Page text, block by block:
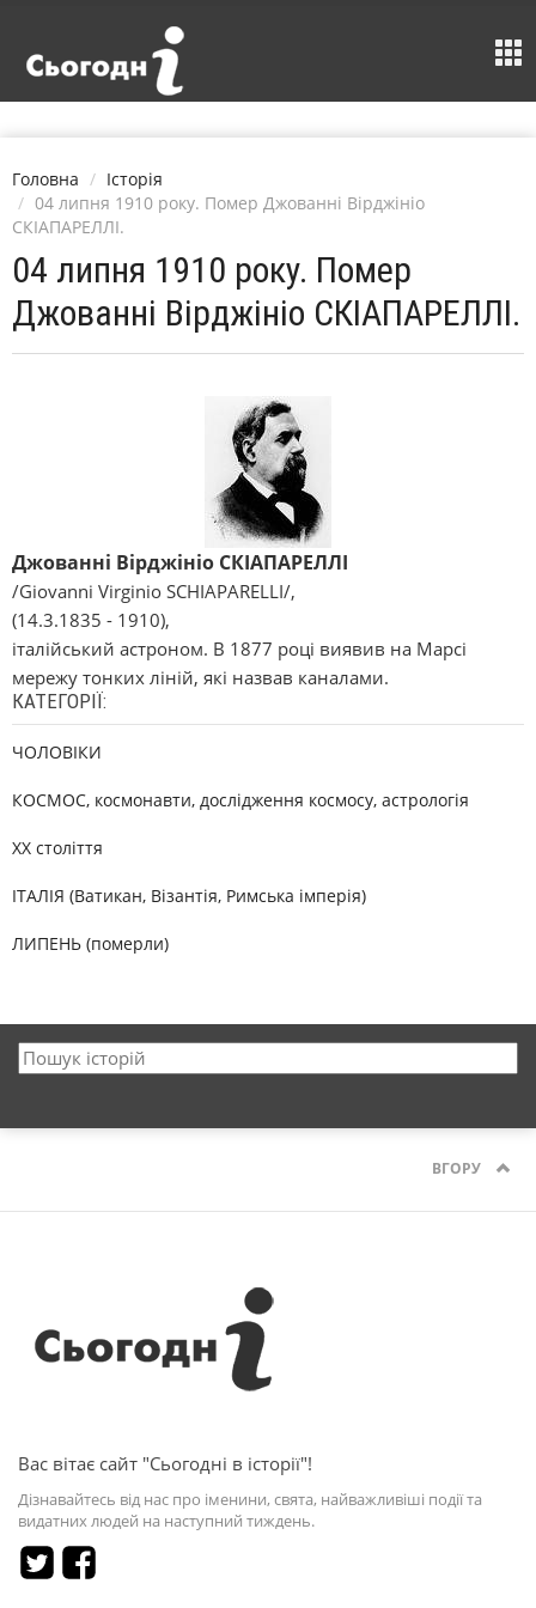
Головна
Історія
04 липня 1910 року. Помер Джованні Вірджініо
СКІАПАРЕЛЛІ.
04 липня 1910 року. Помер
Джованні Вірджініо СКІАПАРЕЛЛІ.
Джованні Вірджініо СКІАПАРЕЛЛІ
/Gіovannі Vіrgіnіo SCHІAPARELLІ/,
(14.3.1835 - 1910),
італійський астроном. В 1877 році виявив на Марсі
мережу тонких ліній, які назвав каналами.
КАТЕГОРІЇ:
ЧОЛОВІКИ
КОСМОС, космонавти, дослідження космосу, астрологія
XX століття
ІТАЛІЯ (Ватикан, Візантія, Римська імперія)
ЛИПЕНЬ (померли)
ВГОРУ
Вас вітає сайт "Сьогодні в історії"!
Дізнавайтесь від нас про іменини, свята, найважливіші події та
видатних людей на наступний тиждень.